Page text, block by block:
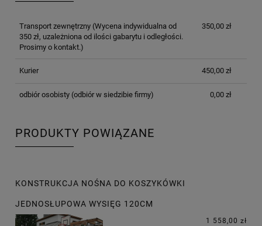
Transport zewnętrzny(Wycena indywidualna od
350 zł, uzależniona od ilości gabarytu i odległości.
Prosimy o kontakt.)
350,00 zł
Kurier 450,00 zł
odbiór osobisty(odbiór w siedzibie firmy) 0,00 zł
PRODUKTY POWIĄZANE
KONSTRUKCJA NOŚNA DO KOSZYKÓWKI
JEDNOSŁUPOWA WYSIĘG 120CM
1 558,00 zł